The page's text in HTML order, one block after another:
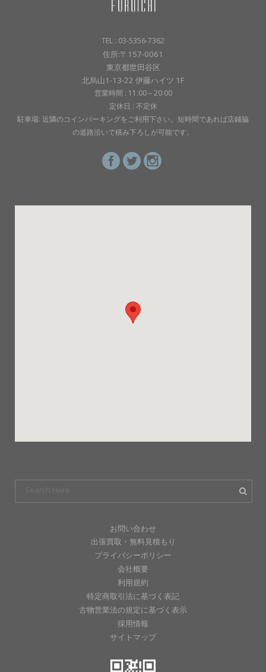
TEL : 03-5356-7362
住所:〒157-0061
東京都世田谷区
北烏山1-13-22 伊藤ハイツ 1F
営業時間 : 11:00～20:00
定休日 : 不定休
駐車場: 近隣のコインパーキングをご利用下さい。短時間であれば店鋪脇
の道路沿いで積み下ろしが可能です。
お問い合わせ
出張買取・無料見積もり
プライバシーポリシー
会社概要
利用規約
特定商取引法に基づく表記
古物営業法の規定に基づく表示
採用情報
サイトマップ